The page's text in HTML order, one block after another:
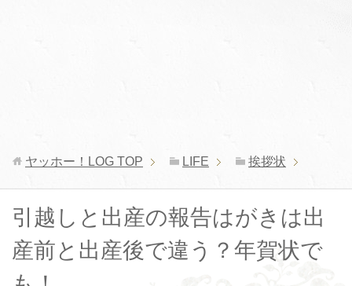
ヤッホー！LOG TOP LIFE 挨拶状
引越しと出産の報告はがきは出
産前と出産後で違う？年賀状で